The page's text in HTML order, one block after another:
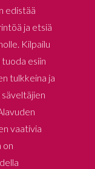
edistää
ja etsiä
Kilpailu
esiin
tulkkeina ja
vaativia
on